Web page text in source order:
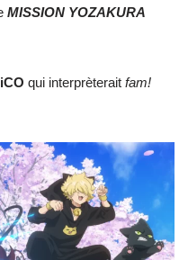
MISSION YOZAKURA
qui interprèterait fam!